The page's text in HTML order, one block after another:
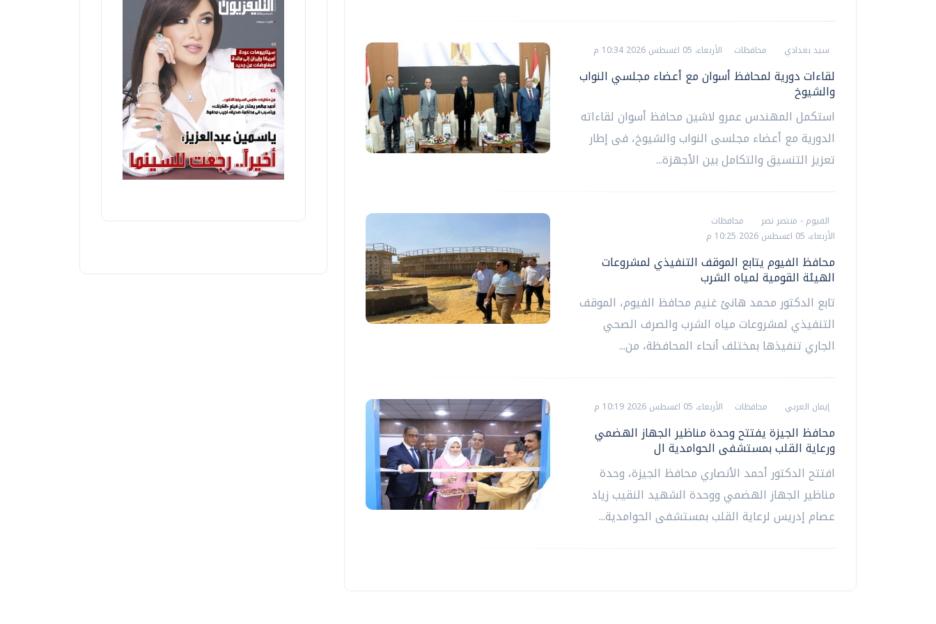
سيد بغدادي محافظات الأربعاء، 05 اغسطس 2026 10:34 م
لقاءات دورية لمحافظ أسوان مع أعضاء مجلسي النواب
والشيوخ
استكمل المهندس عمرو لاشين محافظ أسوان لقاءاته
الدورية مع أعضاء مجلسى النواب والشيوخ، فى إطار
تعزيز التنسيق والتكامل بين الأجهزة...
الفيوم - منتصر نصر
محافظات
الأربعاء، 05 اغسطس 2026 10:25 م
محافظ الفيوم يتابع الموقف التنفيذي لمشروعات
الهيئة القومية لمياه الشرب
تابع الدكتور محمد هانئ غنيم محافظ الفيوم، الموقف
التنفيذي لمشروعات مياه الشرب والصرف الصحي
الجاري تنفيذها بمختلف أنحاء المحافظة، من...
إيمان العربي محافظات الأربعاء، 05 اغسطس 2026 10:19 م
محافظ الجيزة يفتتح وحدة مناظير الجهاز الهضمي
ورعاية القلب بمستشفى الحوامدية ال
افتتح الدكتور أحمد الأنصاري محافظ الجيزة، وحدة
مناظير الجهاز الهضمي ووحدة الشهيد النقيب زياد
عصام إدريس لرعاية القلب بمستشفى الحوامدية...